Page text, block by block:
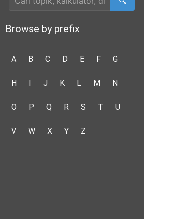
Browse by prefix
A B C D E F G
H I J K L M N
O P Q R S T U
V W X Y Z